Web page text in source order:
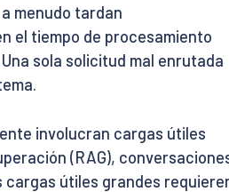
menudo tardan
el tiempo de procesamiento
sola solicitud mal enrutada
involucran cargas útiles
(RAG),
cargas útiles grandes